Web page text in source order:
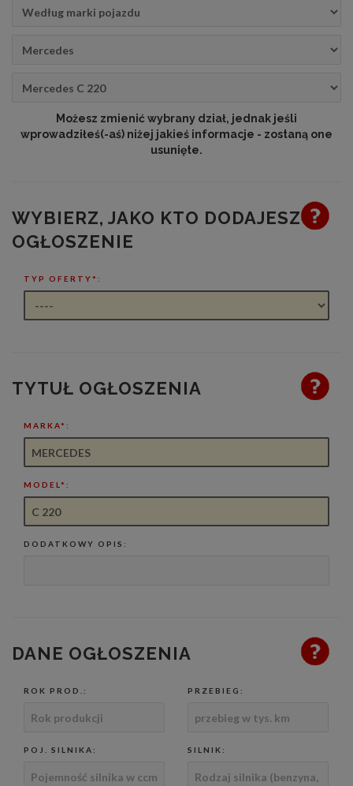
Możesz zmienić wybrany dział, jednak jeśli
wprowadziłeś(-aś) niżej jakieś informacje - zostaną one
usunięte.
WYBIERZ, JAKO KTO DODAJESZ
OGŁOSZENIE
TYP OFERTY*:
TYTUŁ OGŁOSZENIA
MARKA*:
MODEL*:
DODATKOWY OPIS:
DANE OGŁOSZENIA
ROK PROD.: PRZEBIEG:
POJ. SILNIKA: SILNIK: